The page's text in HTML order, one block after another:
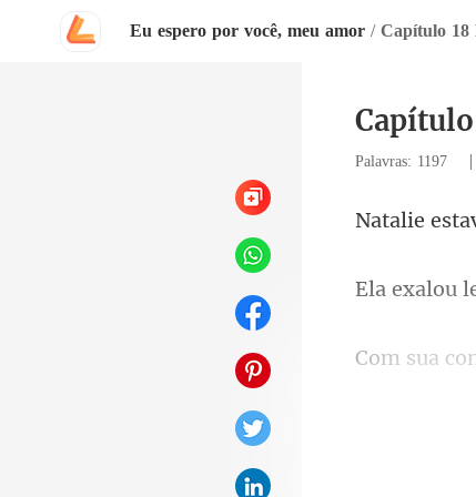
Eu espero por você, meu amor / Capítulo 18
Palavras: 1197
lou